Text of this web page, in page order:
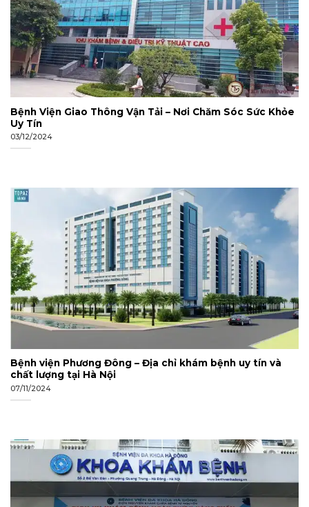
Bệnh Viện Giao Thông Vận Tải – Nơi Chăm Sóc Sức Khỏe
Uy Tín
03/12/2024
Bệnh viện Phương Đông – Địa chỉ khám bệnh uy tín và
chất lượng tại Hà Nội
07/11/2024